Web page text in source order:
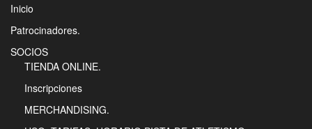
Inicio
Patrocinadores.
SOCIOS
TIENDA ONLINE.
Inscripciones
MERCHANDISING.